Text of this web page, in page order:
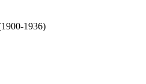
1936)